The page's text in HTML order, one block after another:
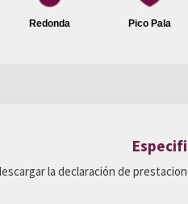
Redonda Pico Pala
la declaración de